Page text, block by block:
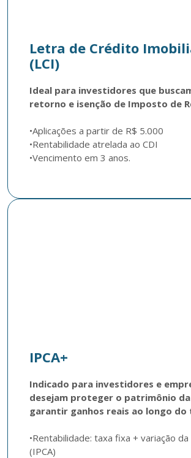
Letra de Crédito
(LCI)
Ideal para investidores que
retorno e isenção de Imposto de
•Aplicações a partir de R$ 5.000
•Rentabilidade atrelada ao CDI
IPCA+
Indicado para investidores e
desejam proteger o patrimônio
garantir ganhos reais ao longo do
•Rentabilidade: taxa fixa + variação da
(IPCA)